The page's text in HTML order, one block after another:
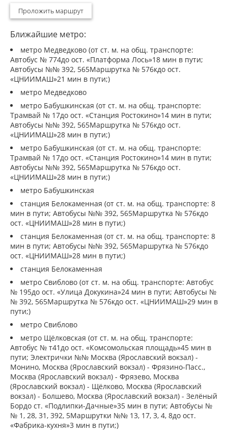
Проложить маршрут
Ближайшие метро:
метро Медведково (от ст. м. на общ. транспорте:
Автобус № 774до ост. «Платформа Лось»18 мин в пути;
Автобусы №№ 392, 565Маршрутка № 576кдо ост.
«ЦНИИМАШ»21 мин в пути;)
метро Медведково
метро Бабушкинская (от ст. м. на общ. транспорте:
Трамвай № 17до ост. «Станция Ростокино»14 мин в пути;
Автобусы №№ 392, 565Маршрутка № 576кдо ост.
«ЦНИИМАШ»28 мин в пути;)
метро Бабушкинская (от ст. м. на общ. транспорте:
Трамвай № 17до ост. «Станция Ростокино»14 мин в пути;
Автобусы №№ 392, 565Маршрутка № 576кдо ост.
«ЦНИИМАШ»28 мин в пути;)
метро Бабушкинская
станция Белокаменная (от ст. м. на общ. транспорте: 8
мин в пути; Автобусы №№ 392, 565Маршрутка № 576кдо
ост. «ЦНИИМАШ»28 мин в пути;)
станция Белокаменная (от ст. м. на общ. транспорте: 8
мин в пути; Автобусы №№ 392, 565Маршрутка № 576кдо
ост. «ЦНИИМАШ»28 мин в пути;)
станция Белокаменная
метро Свиблово (от ст. м. на общ. транспорте: Автобус
№ 195до ост. «Улица Докукина»24 мин в пути; Автобусы №
№ 392, 565Маршрутка № 576кдо ост. «ЦНИИМАШ»29 мин в
пути;)
метро Свиблово
метро Щёлковская (от ст. м. на общ. транспорте:
Автобус № т41до ост. «Комсомольская площадь»45 мин в
пути; Электрички №№ Москва (Ярославский вокзал) -
Монино, Москва (Ярославский вокзал) - Фрязино-Пасс.,
Москва (Ярославский вокзал) - Фрязево, Москва
(Ярославский вокзал) - Щёлково, Москва (Ярославский
вокзал) - Болшево, Москва (Ярославский вокзал) - Зелёный
Бордо ст. «Подлипки-Дачные»35 мин в пути; Автобусы №
№ 1, 28, 31, 392, 5Маршрутки №№ 13, 17, 3, 4, 8до ост.
«Фабрика-кухня»3 мин в пути;)